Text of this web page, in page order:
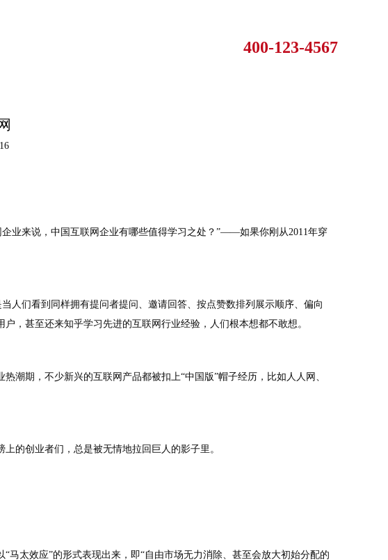
400-123-4567
企业来说，中国互联网企业有哪些值得学习之处？”——如果你刚从2011年穿
人们看到同样拥有提问者提问、邀请回答、按点赞数排列展示顺序、偏向
，甚至还来知乎学习先进的互联网行业经验，人们根本想都不敢想。
潮期，不少新兴的互联网产品都被扣上“中国版”帽子经历，比如人人网、
的创业者们，总是被无情地拉回巨人的影子里。
太效应”的形式表现出来，即“自由市场无力消除、甚至会放大初始分配的